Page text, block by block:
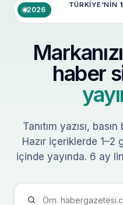
2026
TÜRKIYE'NIN
haber
Tanıtım yazısı,
Hazır içeriklerde 1–2
içinde yayında. 6 ay